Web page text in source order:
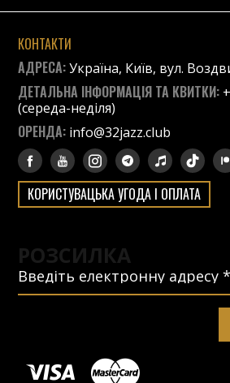
КОНТАКТИ
АДРЕСА:Україна, Київ, вул.
ДЕТАЛЬНА ІНФОРМАЦІЯ ТА КВИТКИ:
(середа-неділя)
ОРЕНДА: info@32jazz.club
КОРИСТУВАЦЬКА УГОДА І ОПЛАТА
РОЗСИЛКА